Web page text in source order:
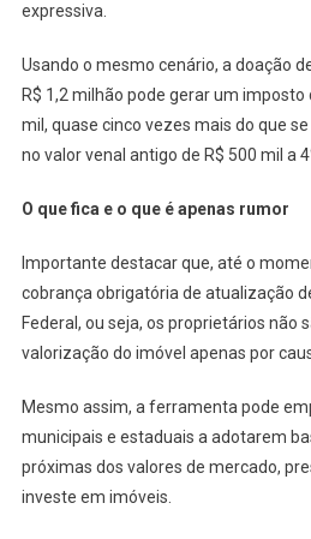
expressiva.
Usando o mesmo cenário, a doação
R$ 1,2 milhão pode gerar um imposto
mil, quase cinco vezes mais do que
no valor venal antigo de R$ 500 mil a
O que fica e o que é apenas rumor
Importante destacar que, até o
cobrança obrigatória de atualização
Federal, ou seja, os proprietários não
valorização do imóvel apenas por
Mesmo assim, a ferramenta pode
municipais e estaduais a adotarem
próximas dos valores de mercado,
investe em imóveis.